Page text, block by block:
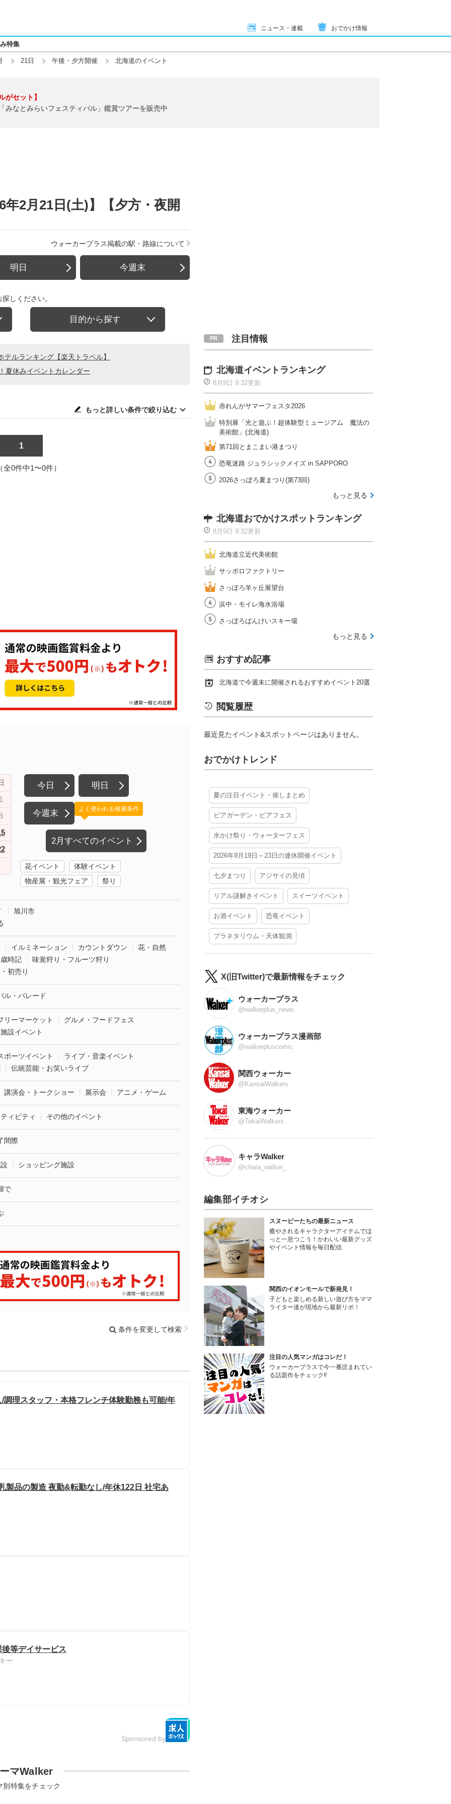
ニュース・連載 おでかけ情報
特集
21日 午後・夕方開催 北海道のイベント
がセット】
みなとみらいフェスティバル」鑑賞ツアーを販売中
2月21日(土)】【夕方・夜開
ウォーカープラス掲載の駅・路線について
明日 今週末
しください。
目的から探す
ルランキング【楽天トラベル】
夏休みイベントカレンダー
もっと詳しい条件で絞り込む
1
全0件中1〜0件）
今日 明日
今週末
2月すべてのイベント
よく使われる検索条件
花イベント
体験イベント
物産展・観光フェア
祭り
旭川市
イルミネーション カウントダウン
花・自然
時記
味覚狩り・フルーツ狩り
初売り
ル・パレード
リーマーケット
グルメ・フードフェス
設イベント
ポーツイベント
ライブ・音楽イベント
伝統芸能・お笑いライブ
講演会・トークショー 展示会 アニメ・ゲーム
ィビティ その他のイベント
間際
ショッピング施設
で
条件を変更して検索
理スタッフ・本格フレンチ体験勤務も可能/年
製品の製造 夜勤&転勤なし/年休122日 社宅あ
等デイサービス
ー
Sponsored by
マWalker
別特集をチェック
注目情報
北海道イベントランキング
8月9日 9:32更新
赤れんがサマーフェスタ2026
特別展「光と遊ぶ！超体験型ミュージアム 魔法の
美術館」(北海道)
第71回とまこまい港まつり
恐竜迷路 ジュラシックメイズ in SAPPORO
2026さっぽろ夏まつり(第73回)
もっと見る
北海道おでかけスポットランキング
8月9日 9:32更新
北海道立近代美術館
サッポロファクトリー
さっぽろ羊ヶ丘展望台
浜中・モイレ海水浴場
さっぽろばんけいスキー場
もっと見る
おすすめ記事
北海道で今週末に開催されるおすすめイベント20選
閲覧履歴
最近見たイベント&スポットページはありません。
おでかけトレンド
夏の注目イベント・催しまとめ
ビアガーデン・ビアフェス
水かけ祭り・ウォーターフェス
2026年9月19日～23日の連休開催イベント
七夕まつり アジサイの見頃
リアル謎解きイベント スイーツイベント
お酒イベント 恐竜イベント
プラネタリウム・天体観測
X(旧Twitter)で最新情報をチェック
ウォーカープラス
@walkerplus_news
ウォーカープラス漫画部
@walkerpluscomic
関西ウォーカー
@KansaiWalkers
東海ウォーカー
@TokaiWalkers
キャラWalker
@chara_walker_
編集部イチオシ
スヌーピーたちの最新ニュース
癒やされるキャラクターアイテムでほ
っと一息つこう！かわいい最新グッズ
やイベント情報を毎日配信
関西のイオンモールで新発見！
子どもと楽しめる新しい遊び方をママ
ライター達が現地から最新リポ！
注目の人気マンガはコレだ！
ウォーカープラスで今一番読まれてい
る話題作をチェック!!